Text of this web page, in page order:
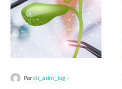
des
calculs
biliaires
Prévention,
Par cli_adm_log -